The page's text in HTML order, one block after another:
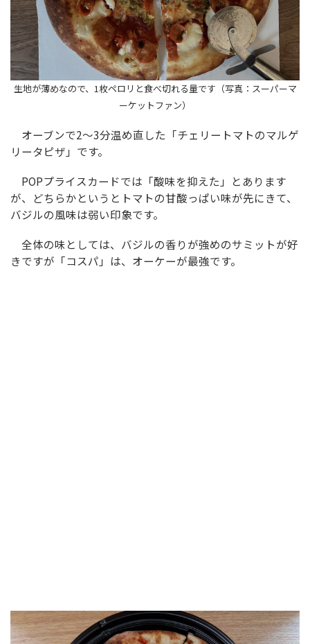
生地が薄めなので、1枚ペロリと食べ切れる量です（写真：スーパーマ
ーケットファン）
オーブンで2〜3分温め直した「チェリートマトのマルゲ
リータピザ」です。
POPプライスカードでは「酸味を抑えた」とあります
が、どちらかというとトマトの甘酸っぱい味が先にきて、
バジルの風味は弱い印象です。
全体の味としては、バジルの香りが強めのサミットが好
きですが「コスパ」は、オーケーが最強です。